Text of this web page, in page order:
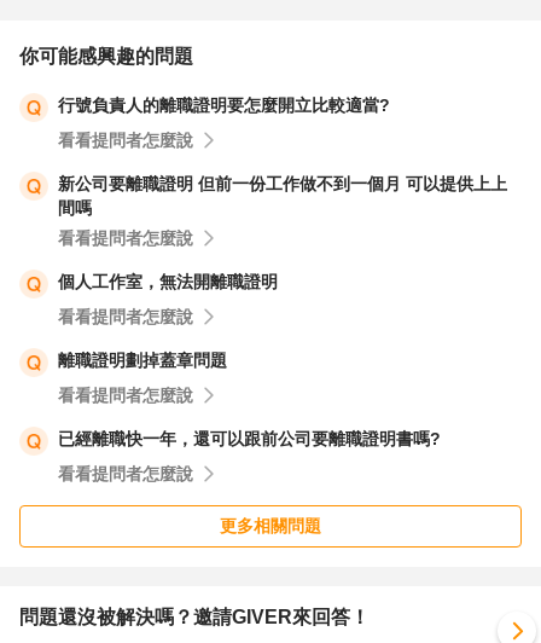
你可能感興趣的問題
行號負責人的離職證明要怎麼開立比較適當?
看看提問者怎麼說
新公司要離職證明 但前一份工作做不到一個月 可以提供上上
間嗎
看看提問者怎麼說
個人工作室，無法開離職證明
看看提問者怎麼說
離職證明劃掉蓋章問題
看看提問者怎麼說
已經離職快一年，還可以跟前公司要離職證明書嗎?
看看提問者怎麼說
更多相關問題
問題還沒被解決嗎？邀請GIVER來回答！